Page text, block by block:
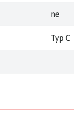
ne
Typ C